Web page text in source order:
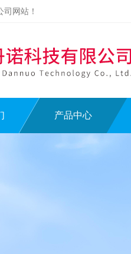
网站！
产品中心